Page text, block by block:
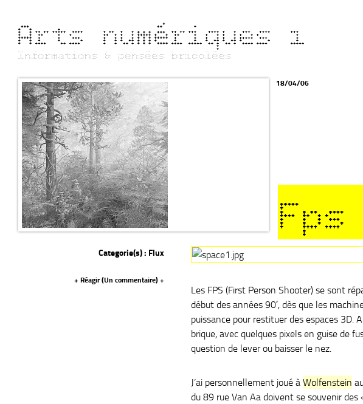
Arts numériques 1
Informations & pensées bricolées
18/04/06
Categorie(s) : Flux
+ Réagir (Un commentaire) +
Les FPS (First Person Shooter) se sont
début des années 90′, dès que les
puissance pour restituer des espaces 3D.
brique, avec quelques pixels en guise de
question de lever ou baisser le nez.
J’ai personnellement joué àWolfenstein
du 89 rue Van Aa doivent se souvenir